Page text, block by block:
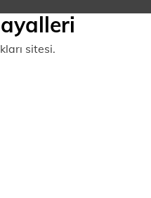
sitesi.